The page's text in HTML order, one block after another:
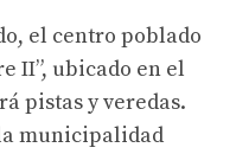
el centro poblado
II”, ubicado en el
pistas y veredas.
municipalidad